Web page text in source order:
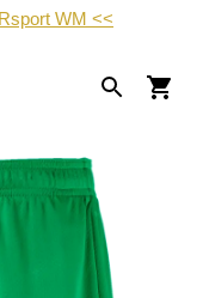
WM <<